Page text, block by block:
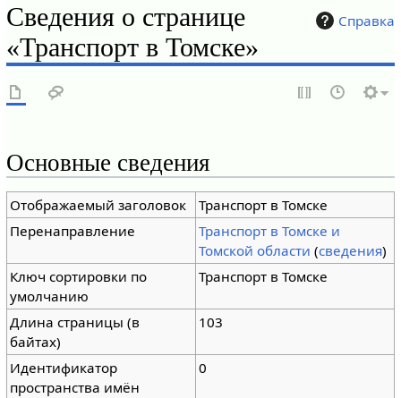
Справка
Сведения о странице
«Транспорт в Томске»
Основные сведения
Отображаемый заголовок
Транспорт в Томске
Перенаправление
Транспорт в Томске и
Томской области (сведения)
Ключ сортировки по
умолчанию
Транспорт в Томске
Длина страницы (в
байтах)
103
Идентификатор
пространства имён
0